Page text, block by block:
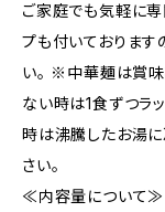
ご家庭でも気軽に
プも付いておりま
い。 ※中華麺は賞
ない時は1食ずつラ
時は沸騰したお湯
さい。
≪内容量について≫